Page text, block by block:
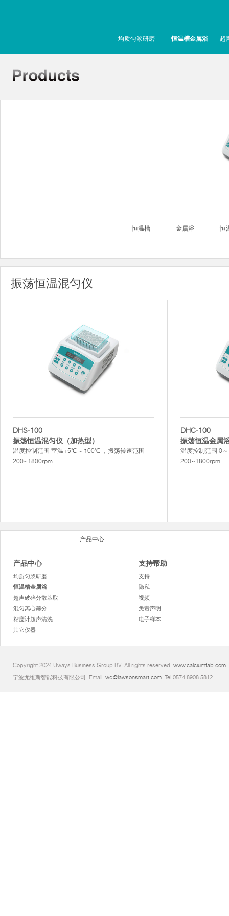
均质匀浆研磨 恒温槽金属浴 超
恒温槽 金属浴 恒
振荡恒温混匀仪
DHS-100
振荡恒温混匀仪（加热型）
温度控制范围 室温+5℃ ~ 100℃ ，振荡转速范围
200~1800rpm
DHC-100
振荡恒温金属
温度控制范围 0
200~1800rpm
产品中心
产品中心
均质匀浆研磨
恒温槽金属浴
超声破碎分散萃取
混匀离心筛分
粘度计超声清洗
其它仪器
支持帮助
支持
隐私
视频
免责声明
电子样本
Copyright 2024 Uways Business Group BV. All rights reserved. www.calciumtab.com
宁波尤维斯智能科技有限公司. Email: wd@lawsonsmart.com. Tel:0574 8908 5812